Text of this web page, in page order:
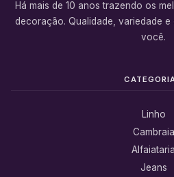
Há mais de 10 anos trazendo os
decoração. Qualidade, variedade
você.
Linho
Cambraia
Alfaiataria
Jeans